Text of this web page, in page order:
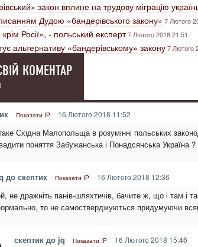
закон вплине на трудову міграцію
Дудою «бандерівського закону» 7 Лютого
Росії», - польський експерт7 Лютого 2018 21:51
альтернативу «бандерівському» закону7 Лютого
КОМЕНТАР
Показати IP 16 Лютого 2018 11:52
Східна Малопольща в розумінні польських
поняття Забужанська і Понадсянська Україна ?
до скептик Показати IP 16 Лютого 2018 12:36
не дражніть панів-шляхтичів, бачите ж, що і там і
то не самостверджуються придумуючи
скептик до jq Показати IP 16 Лютого 2018 15:46